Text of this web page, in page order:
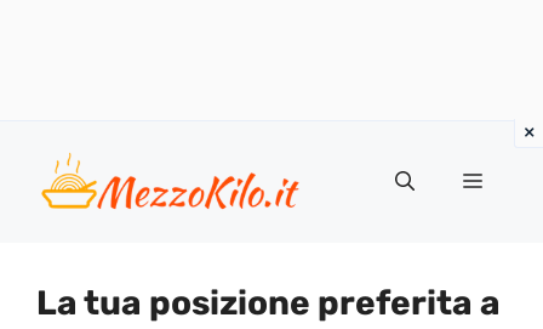
contenuto
Menu
La tua posizione preferita a